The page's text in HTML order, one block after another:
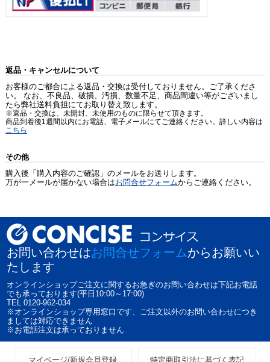
返品・キャンセルについて
お客様のご都合による返品・交換は受付しておりません。ご了承くださ
い。 なお、不良品、破損、汚損、数量不足、商品間違い等がございまし
たら弊社送料負担にてお取り替え致します。
※返品・交換は、未開封、未使用のものに限らせて頂きます。
商品到着後1週間以内にお電話、電子メールにてご連絡ください。詳しい内容は
こちら
その他
購入後「購入内容のご確認」のメールをお送りします。
万が一メールが届かない場合はお問合せフォームからご連絡ください。
お問い合わせはお問合せフォームからお願いい
たします
オンラインショップご注文に関するお急ぎのお問い合わせは下記お電話
でも承っております(平日10:00～17:00)
TEL 0120-962-034
※オンラインショップ専用窓口です、ご注文以外のお問い合わせにつき
ましては対応できません
※お電話注文は承っておりません
マイページ/新規会員登録 特定商取引法に基づく表記